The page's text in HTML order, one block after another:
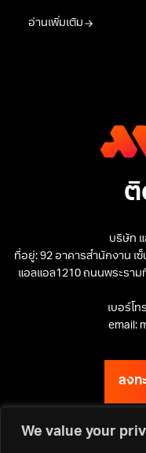
We value your
อ่านเพิ่มเติม
ติ
บริษัท
ที่อยู่: 92 อาคารสำนักงาน เ
แอลแอล1210 ถนนพระราม
เบอร์โ
email:
ลงท